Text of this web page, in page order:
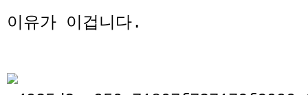
이유가 이겁니다.